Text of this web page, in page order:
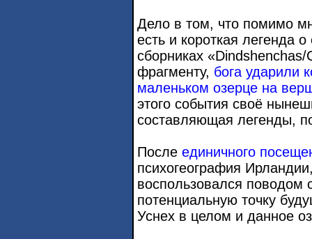
Дело в том, что помимо
есть и короткая легенда
сборниках
фрагменту, бога ударили
маленьком озерце на
этого события своё
составляющая легенды,
После единичного
психогеография
воспользовался
потенциальную точку
Уснех в целом и данное